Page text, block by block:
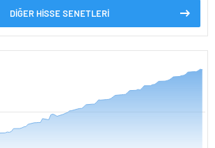
DİĞER HİSSE SENETLERİ